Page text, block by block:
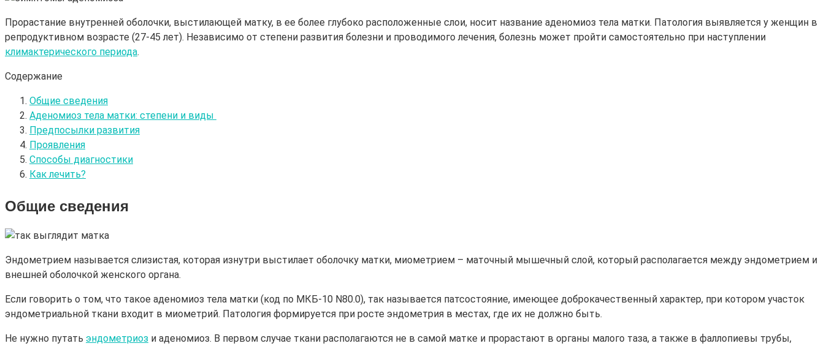
Прорастание внутренней оболочки, выстилающей матку, в ее более глубоко расположенные слои, носит название аденомиоз тела матки. Патология выявляется у женщин в
репродуктивном возрасте (27-45 лет). Независимо от степени развития болезни и проводимого лечения, болезнь может пройти самостоятельно при наступлении
климактерического периода.
Содержание
Общие сведения
Аденомиоз тела матки: степени и виды
Предпосылки развития
Проявления
Способы диагностики
Как лечить?
Общие сведения
Эндометрием называется слизистая, которая изнутри выстилает оболочку матки, миометрием – маточный мышечный слой, который располагается между эндометрием и
внешней оболочкой женского органа.
Если говорить о том, что такое аденомиоз тела матки (код по МКБ-10 N80.0), так называется патсостояние, имеющее доброкачественный характер, при котором участок
эндометриальной ткани входит в миометрий. Патология формируется при росте эндометрия в местах, где их не должно быть.
Не нужно путать эндометриоз и аденомиоз. В первом случае ткани располагаются не в самой матке и прорастают в органы малого таза, а также в фаллопиевы трубы,